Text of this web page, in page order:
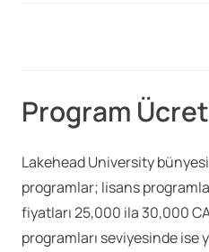
Program
Lakehead University
programlar; lisans
fiyatları 25,000 ila 30,000
programları seviyesinde ise